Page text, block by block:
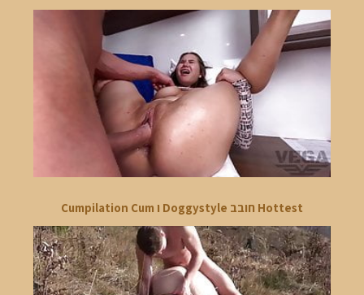
Hottest חובב Doggystyle ו Cumpilation Cum